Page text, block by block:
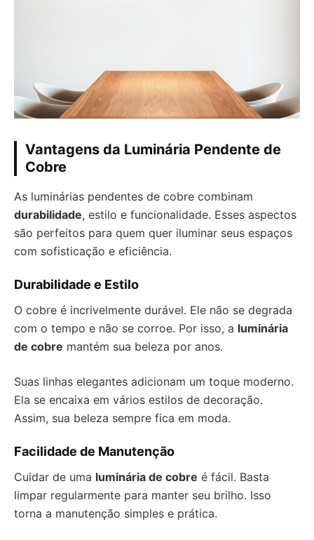
Vantagens da Luminária Pendente de
Cobre
As luminárias pendentes de cobre combinam
durabilidade, estilo e funcionalidade. Esses aspectos
são perfeitos para quem quer iluminar seus espaços
com sofisticação e eficiência.
Durabilidade e Estilo
O cobre é incrivelmente durável. Ele não se degrada
com o tempo e não se corroe. Por isso, a luminária
de cobre mantém sua beleza por anos.
Suas linhas elegantes adicionam um toque moderno.
Ela se encaixa em vários estilos de decoração.
Assim, sua beleza sempre fica em moda.
Facilidade de Manutenção
Cuidar de uma luminária de cobre é fácil. Basta
limpar regularmente para manter seu brilho. Isso
torna a manutenção simples e prática.